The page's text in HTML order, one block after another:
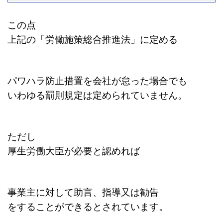
この点
上記の「労働施策総合推進法」に定める
パワハラ防止措置を会社が怠った場合でも
いわゆる罰則規定は定められていません。
ただし
厚生労働大臣が必要と認めれば
事業主に対して助言、 指導又は勧告
をすることができるとされています。